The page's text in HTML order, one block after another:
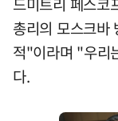
총리의 모스크바
적"이라며 "우리
다.